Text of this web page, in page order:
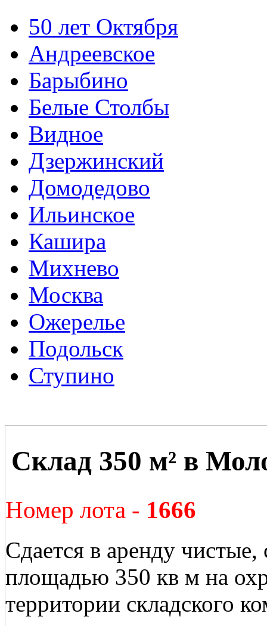
50 лет Октября
Андреевское
Барыбино
Белые Столбы
Видное
Дзержинский
Домодедово
Ильинское
Кашира
Михнево
Москва
Ожерелье
Подольск
Ступино
Склад 350 м² в
Номер лота - 1666
Сдается в аренду
площадью 350 кв м на
территории складского